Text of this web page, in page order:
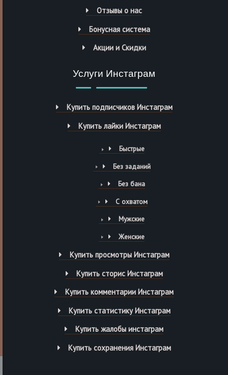
Отзывы о нас
Бонусная система
Акции и Скидки
Услуги Инстаграм
Купить подписчиков Инстаграм
Купить лайки Инстаграм
Быстрые
Без заданий
Без бана
С охватом
Мужские
Женские
Купить просмотры Инстаграм
Купить сторис Инстаграм
Купить комментарии Инстаграм
Купить статистику Инстаграм
Купить жалобы инстаграм
Купить сохранения Инстаграм